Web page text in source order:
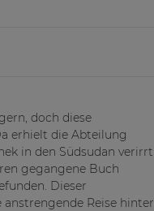
doch diese
erhielt die Abteilung
in den Südsudan verirrt
gegangene Buch
Dieser
Reise hinter